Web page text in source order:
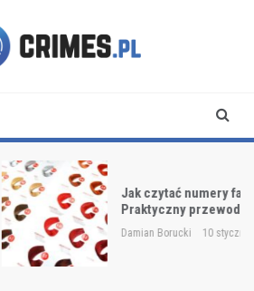
czytać numery farb do włosów?
przewodnik
Borucki 10 stycznia 2026